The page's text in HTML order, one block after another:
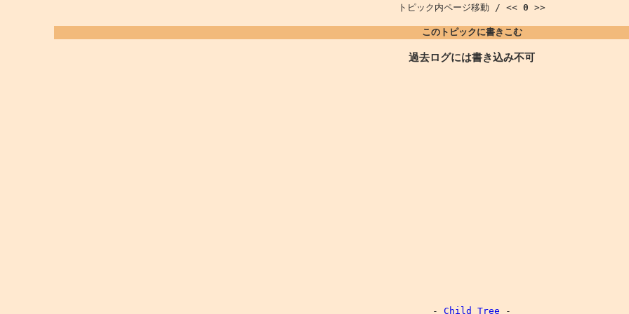
トピック内ページ移動 / << 0 >>
このトピックに書きこむ
過去ログには書き込み不可
- Child Tree -